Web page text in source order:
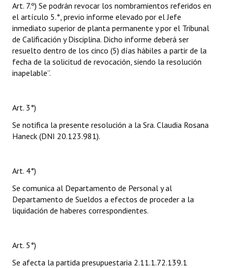
Art. 7.º) Se podrán revocar los nombramientos referidos en
el artículo 5.°, previo informe elevado por el Jefe
inmediato superior de planta permanente y por el Tribunal
de Calificación y Disciplina. Dicho informe deberá ser
resuelto dentro de los cinco (5) días hábiles a partir de la
fecha de la solicitud de revocación, siendo la resolución
inapelable”.
Art. 3°)
Se notifica la presente resolución a la Sra. Claudia Rosana
Haneck (DNI 20.123.981).
Art. 4°)
Se comunica al Departamento de Personal y al
Departamento de Sueldos a efectos de proceder a la
liquidación de haberes correspondientes.
Art. 5°)
Se afecta la partida presupuestaria 2.11.1.72.139.1